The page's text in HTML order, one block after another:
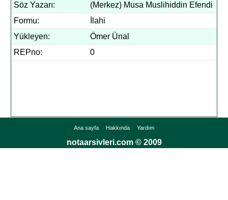
Söz Yazarı:
(Merkez) Musa Muslihiddin Efendi
Formu:
İlahi
Yükleyen:
Ömer Ünal
REPno:
0
Ana sayfa Hakkında Yardım
notaarsivleri.com © 2009